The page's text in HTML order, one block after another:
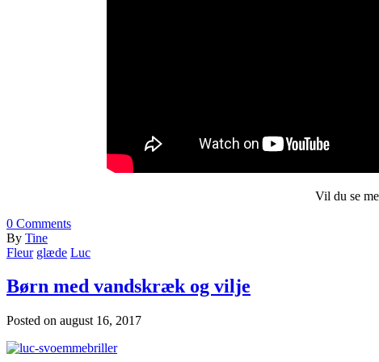
Vil du se
0 Comments
By Tine
Fleur glæde Luc
Børn med vandskræk og vilje
Posted on august 16, 2017